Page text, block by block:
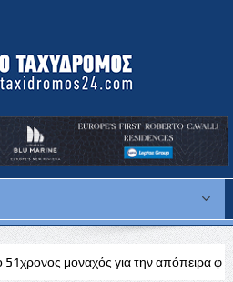
για την απόπειρα φόνου σε